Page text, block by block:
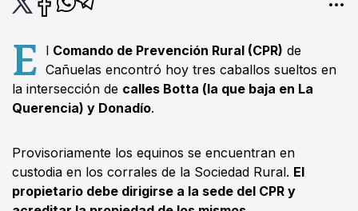
E l Comando de Prevención Rural (CPR) de
Cañuelas encontró hoy tres caballos sueltos en
la intersección de calles Botta (la que baja en La
Querencia) y Donadío.
Provisoriamente los equinos se encuentran en
custodia en los corrales de la Sociedad Rural. El
propietario debe dirigirse a la sede del CPR y